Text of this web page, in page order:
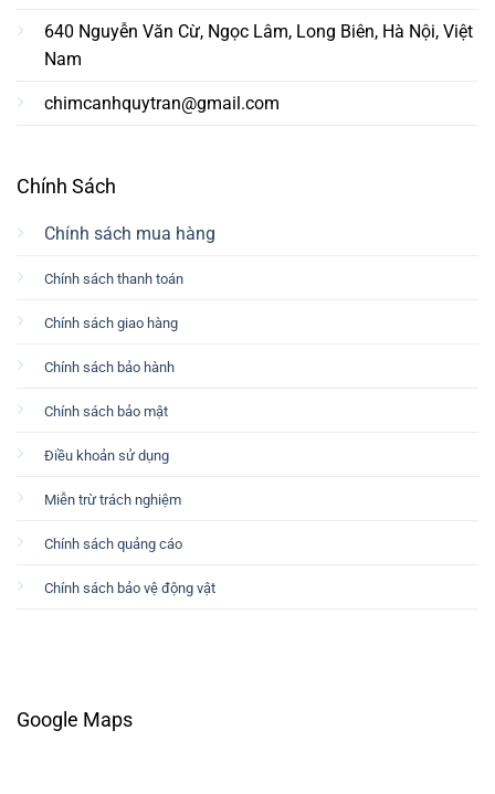
640 Nguyễn Văn Cừ, Ngọc Lâm, Long Biên, Hà Nội, Việt
Nam
chimcanhquytran@gmail.com
Chính Sách
Chính sách mua hàng
Chính sách thanh toán
Chính sách giao hàng
Chính sách bảo hành
Chính sách bảo mật
Điều khoản sử dụng
Miễn trừ trách nghiệm
Chính sách quảng cáo
Chính sách bảo vệ động vật
Google Maps